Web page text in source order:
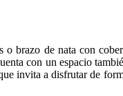
brazo de nata con
con un espacio
invita a disfrutar de